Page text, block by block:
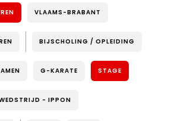
VLAAMS-BRABANT
BIJSCHOLING / OPLEIDING
G-KARATE STAGE
- IPPON